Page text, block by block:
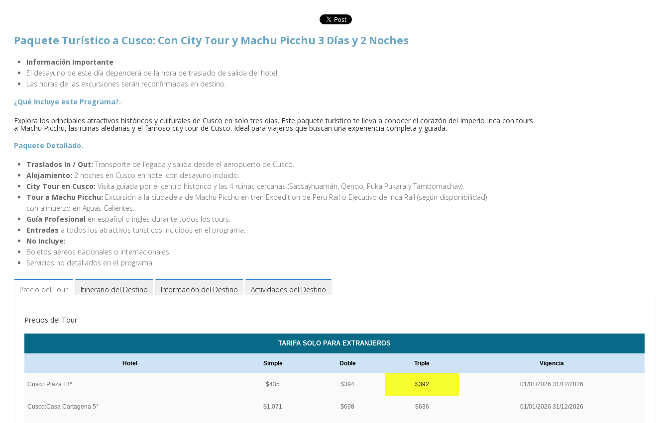
Paquete Turístico a Cusco: Con City Tour y Machu Picchu 3 Días y 2 Noches
Información Importante
El desayuno de este día dependerá de la hora de traslado de salida del hotel.
Las horas de las excursiones serán reconfirmadas en destino.
¿Qué Incluye este Programa?.
Explora los principales atractivos históricos y culturales de Cusco en solo tres días. Este paquete turístico te lleva a conocer el corazón del Imperio Inca con tours
a Machu Picchu, las ruinas aledañas y el famoso city tour de Cusco. Ideal para viajeros que buscan una experiencia completa y guiada.
Paquete Detallado.
Traslados In / Out: Transporte de llegada y salida desde el aeropuerto de Cusco..
Alojamiento: 2 noches en Cusco en hotel con desayuno incluido.
City Tour en Cusco: Visita guiada por el centro histórico y las 4 ruinas cercanas (Sacsayhuamán, Qenqo, Puka Pukara y Tambomachay).
Tour a Machu Picchu: Excursión a la ciudadela de Machu Picchu en tren Expedition de Peru Rail o Ejecutivo de Inca Rail (según disponibilidad)
con almuerzo en Aguas Calientes..
Guía Profesional en español o inglés durante todos los tours.
Entradas a todos los atractivos turísticos incluidos en el programa.
No Incluye:
Boletos aéreos nacionales o internacionales.
Servicios no detallados en el programa.
Precio del Tour Itinerario del Destino Información del Destino Actividades del Destino
Precios del Tour